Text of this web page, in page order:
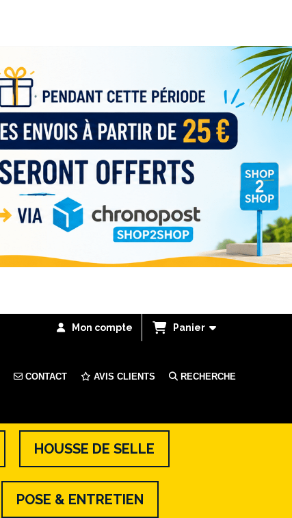
Mon compte Panier
CONTACT AVIS CLIENTS RECHERCHE
HOUSSE DE SELLE
POSE & ENTRETIEN